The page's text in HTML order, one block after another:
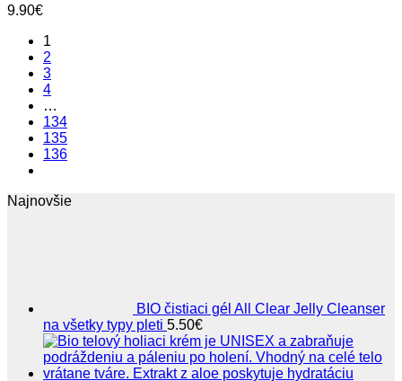
9.90€
1
2
3
4
…
134
135
136
Najnovšie
BIO čistiaci gél All Clear Jelly Cleanser
na všetky typy pleti 5.50€